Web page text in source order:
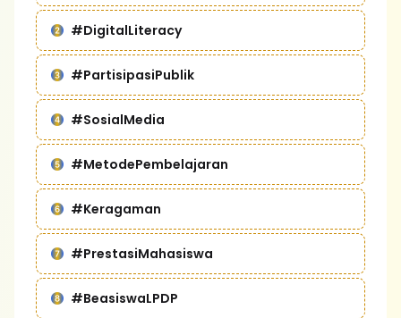
#DigitalLiteracy
#PartisipasiPublik
#SosialMedia
#MetodePembelajaran
#Keragaman
#PrestasiMahasiswa
#BeasiswaLPDP